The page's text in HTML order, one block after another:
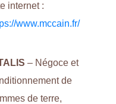
internet :
www.mccain.fr/
– Négoce et
de
de terre,